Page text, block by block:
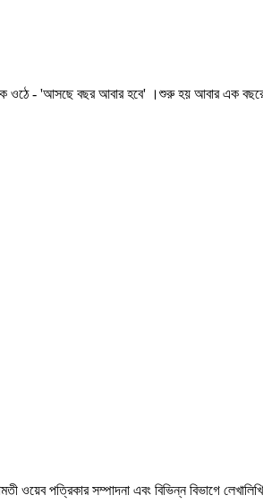
ওঠে - 'আসছে বছর আবার হবে' ।শুরু হয় আবার এক
ওয়েব পত্রিকার সম্পাদনা এবং বিভিন্ন বিভাগে